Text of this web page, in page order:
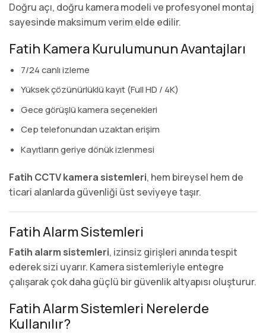
Doğru açı, doğru kamera modeli ve profesyonel montaj
sayesinde maksimum verim elde edilir.
Fatih Kamera Kurulumunun Avantajları
7/24 canlı izleme
Yüksek çözünürlüklü kayıt (Full HD / 4K)
Gece görüşlü kamera seçenekleri
Cep telefonundan uzaktan erişim
Kayıtların geriye dönük izlenmesi
Fatih CCTV kamera sistemleri, hem bireysel hem de
ticari alanlarda güvenliği üst seviyeye taşır.
Fatih Alarm Sistemleri
Fatih alarm sistemleri, izinsiz girişleri anında tespit
ederek sizi uyarır. Kamera sistemleriyle entegre
çalışarak çok daha güçlü bir güvenlik altyapısı oluşturur.
Fatih Alarm Sistemleri Nerelerde
Kullanılır?